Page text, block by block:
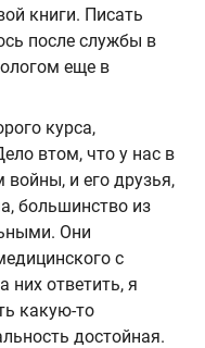
книги. Писать
после службы в
еще в
курса,
втом, что у нас в
и его друзья,
большинство из
Они
с
них ответить, я
какую-то
достойная.